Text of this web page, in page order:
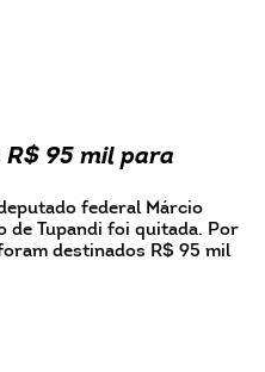
95 mil para
federal Márcio
de Tupandi foi quitada. Por
destinados R$ 95 mil